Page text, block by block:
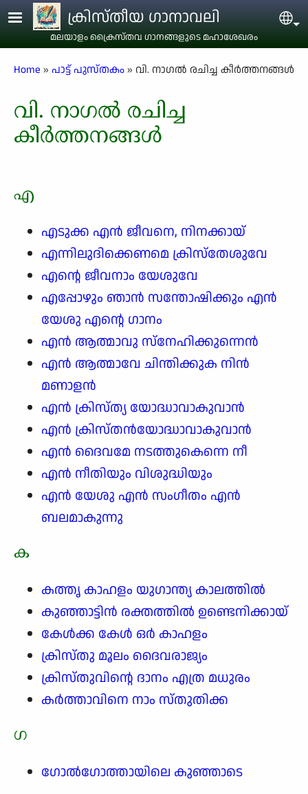
Skip to main contentക്രിസ്തീയ ഗാനാവലി
മലയാളം ക്രൈസ്തവ ഗാനങ്ങളുടെ മഹാശേഖരം
Breadcrumb
Home പാട്ട് പുസ്തകം വി. നാഗൽ രചിച്ച കീർത്തനങ്ങൾ
വി. നാഗൽ രചിച്ച
കീർത്തനങ്ങൾ
എ
എടുക്ക എൻ ജീവനെ, നിനക്കായ്
എന്നിലുദിക്കെണമെ ക്രിസ്തേശുവേ
എന്റെ ജീവനാം യേശുവേ
എപ്പോഴും ഞാൻ സന്തോഷിക്കും എൻ
യേശു എന്റെ ഗാനം
എൻ ആത്മാവു സ്നേഹിക്കുന്നെൻ
എൻ ആത്മാവേ ചിന്തിക്കുക നിൻ
മണാളൻ
എൻ ക്രിസ്ത്യ യോദ്ധാവാകുവാൻ
എൻ ക്രിസ്തൻയോദ്ധാവാകുവാൻ
എൻ ദൈവമേ നടത്തുകെന്നെ നീ
എൻ നീതിയും വിശുദ്ധിയും
എൻ യേശു എൻ സംഗീതം എൻ
ബലമാകുന്നു
ക
കത്തൃ കാഹളം യുഗാന്ത്യ കാലത്തിൽ
കുഞ്ഞാട്ടിൻ രക്തത്തിൽ ഉണ്ടെനിക്കായ്
കേൾക്ക കേൾ ഒർ കാഹളം
ക്രിസ്തു മൂലം ദൈവരാജ്യം
ക്രിസ്തുവിന്റെ ദാനം എത്ര മധുരം
കർത്താവിനെ നാം സ്തുതിക്ക
ഗ
ഗോൽഗോത്തായിലെ കുഞ്ഞാടെ